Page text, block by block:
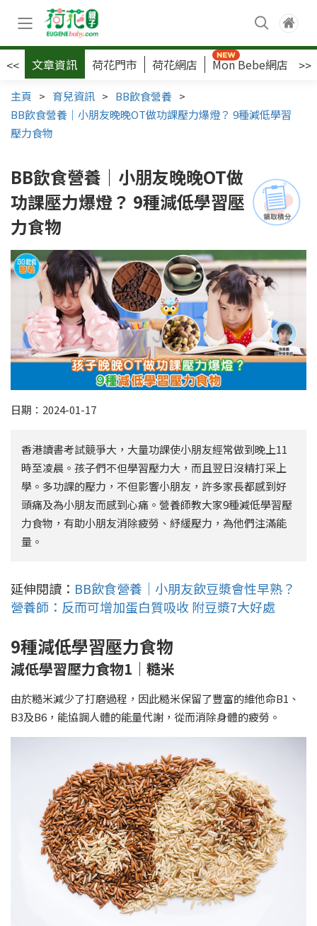
<< 文章資訊 荷花門市 荷花網店 Mon Bebe網店 >>
主頁 > 育兒資訊 > BB飲食營養 >
BB飲食營養｜小朋友晚晚OT做功課壓力爆燈？ 9種減低學習
壓力食物
BB飲食營養｜小朋友晚晚OT做
功課壓力爆燈？ 9種減低學習壓
力食物
日期：2024-01-17
香港讀書考試競爭大，大量功課使小朋友經常做到晚上11
時至凌晨。孩子們不但學習壓力大，而且翌日沒精打采上
學。多功課的壓力，不但影響小朋友，許多家長都感到好
頭痛及為小朋友而感到心痛。營養師教大家9種減低學習壓
力食物，有助小朋友消除疲勞、紓緩壓力，為他們注滿能
量。
延伸閱讀： BB飲食營養｜小朋友飲豆漿會性早熟？
營養師：反而可增加蛋白質吸收 附豆漿7大好處
9種減低學習壓力食物
減低學習壓力食物1｜糙米
由於糙米減少了打磨過程，因此糙米保留了豐富的維他命B1、
B3及B6，能協調人體的能量代謝，從而消除身體的疲勞。